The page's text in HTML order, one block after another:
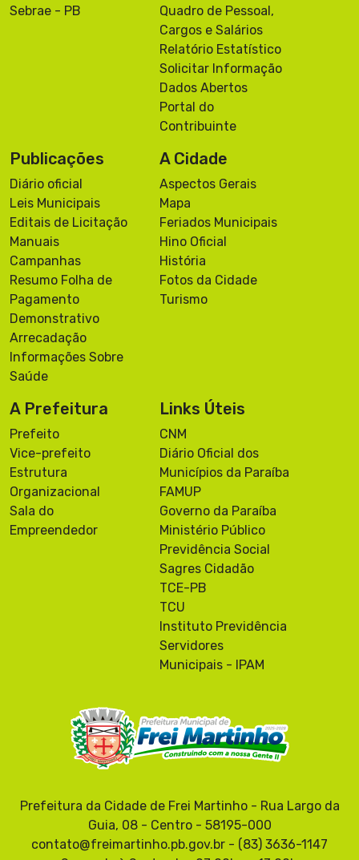
Sebrae - PB
Quadro de Pessoal,
Cargos e Salários
Relatório Estatístico
Solicitar Informação
Dados Abertos
Portal do
Contribuinte
Publicações
Diário oficial
Leis Municipais
Editais de Licitação
Manuais
Campanhas
Resumo Folha de
Pagamento
Demonstrativo
Arrecadação
Informações Sobre
Saúde
A Cidade
Aspectos Gerais
Mapa
Feriados Municipais
Hino Oficial
História
Fotos da Cidade
Turismo
A Prefeitura
Prefeito
Vice-prefeito
Estrutura
Organizacional
Sala do
Empreendedor
Links Úteis
CNM
Diário Oficial dos
Municípios da Paraíba
FAMUP
Governo da Paraíba
Ministério Público
Previdência Social
Sagres Cidadão
TCE-PB
TCU
Instituto Previdência
Servidores
Municipais - IPAM
Prefeitura da Cidade de Frei Martinho - Rua Largo da
Guia, 08 - Centro - 58195-000
contato@freimartinho.pb.gov.br - (83) 3636-1147